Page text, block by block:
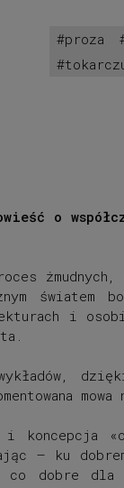
proza
o
światem
i
mowa
i
– ku
co dobre